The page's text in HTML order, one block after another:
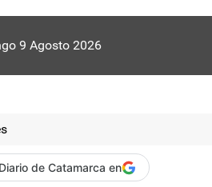
9 Agosto 2026
de Catamarca en